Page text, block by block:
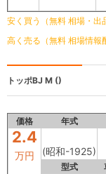
安く買う（無料 相場・出
高く売る（無料 相場情報
トッポBJ M ()
価格 年式
2.4
万円 (昭和-1925)
型式